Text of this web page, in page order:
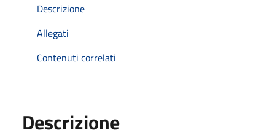
Descrizione
Allegati
Contenuti correlati
Descrizione